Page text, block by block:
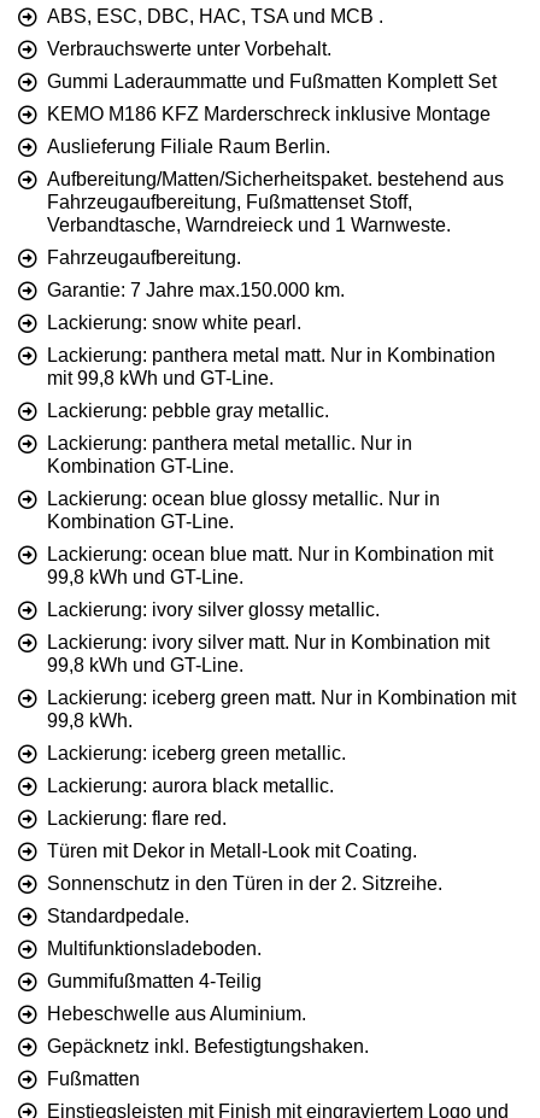
ABS, ESC, DBC, HAC, TSA und MCB .
Verbrauchswerte unter Vorbehalt.
Gummi Laderaummatte und Fußmatten Komplett Set
KEMO M186 KFZ Marderschreck inklusive Montage
Auslieferung Filiale Raum Berlin.
Aufbereitung/Matten/Sicherheitspaket. bestehend aus
Fahrzeugaufbereitung, Fußmattenset Stoff,
Verbandtasche, Warndreieck und 1 Warnweste.
Fahrzeugaufbereitung.
Garantie: 7 Jahre max.150.000 km.
Lackierung: snow white pearl.
Lackierung: panthera metal matt. Nur in Kombination
mit 99,8 kWh und GT-Line.
Lackierung: pebble gray metallic.
Lackierung: panthera metal metallic. Nur in
Kombination GT-Line.
Lackierung: ocean blue glossy metallic. Nur in
Kombination GT-Line.
Lackierung: ocean blue matt. Nur in Kombination mit
99,8 kWh und GT-Line.
Lackierung: ivory silver glossy metallic.
Lackierung: ivory silver matt. Nur in Kombination mit
99,8 kWh und GT-Line.
Lackierung: iceberg green matt. Nur in Kombination mit
99,8 kWh.
Lackierung: iceberg green metallic.
Lackierung: aurora black metallic.
Lackierung: flare red.
Türen mit Dekor in Metall-Look mit Coating.
Sonnenschutz in den Türen in der 2. Sitzreihe.
Standardpedale.
Multifunktionsladeboden.
Gummifußmatten 4-Teilig
Hebeschwelle aus Aluminium.
Gepäcknetz inkl. Befestigtungshaken.
Fußmatten
Einstiegsleisten mit Finish mit eingraviertem Logo und